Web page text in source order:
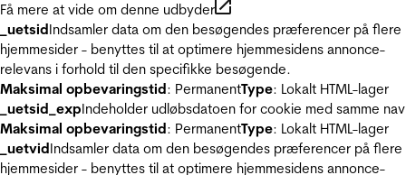
Få mere at vide om denne udbyder
_uetsidIndsamler data om den besøgendes præferencer på flere
hjemmesider - benyttes til at optimere hjemmesidens annonce-
relevans i forhold til den specifikke besøgende.
Maksimal opbevaringstid: PermanentType: Lokalt HTML-lager
_uetsid_expIndeholder udløbsdatoen for cookie med samme
Maksimal opbevaringstid: PermanentType: Lokalt HTML-lager
_uetvidIndsamler data om den besøgendes præferencer på flere
hjemmesider - benyttes til at optimere hjemmesidens annonce-